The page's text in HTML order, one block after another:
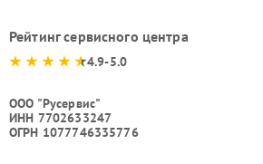
Рейтинг сервисного центра
4.9-5.0
ООО "Русервис"
ИНН 7702633247
ОГРН 1077746335776